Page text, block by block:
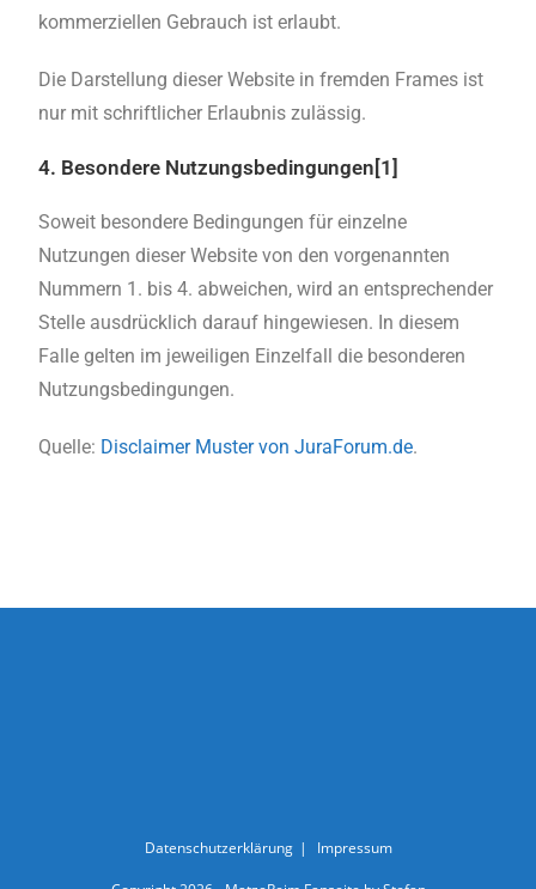
kommerziellen Gebrauch ist erlaubt.
Die Darstellung dieser Website in fremden Frames ist
nur mit schriftlicher Erlaubnis zulässig.
4. Besondere Nutzungsbedingungen[1]
Soweit besondere Bedingungen für einzelne
Nutzungen dieser Website von den vorgenannten
Nummern 1. bis 4. abweichen, wird an entsprechender
Stelle ausdrücklich darauf hingewiesen. In diesem
Falle gelten im jeweiligen Einzelfall die besonderen
Nutzungsbedingungen.
Quelle: Disclaimer Muster von JuraForum.de.
Datenschutzerklärung Impressum